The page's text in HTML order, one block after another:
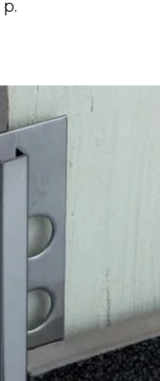
р.